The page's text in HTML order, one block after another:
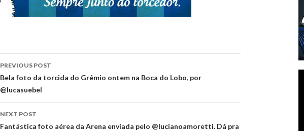
Post
navigation
PREVIOUS POST
Bela foto da torcida do Grêmio ontem na Boca do Lobo, por
@lucasuebel
NEXT POST
Fantástica foto aérea da Arena enviada pelo @lucianoamoretti. Dá pra